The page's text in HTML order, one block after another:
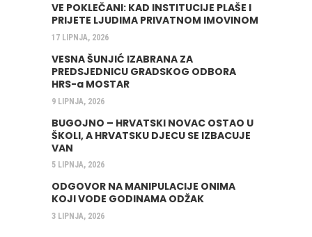
VE POKLEČANI: KAD INSTITUCIJE PLAŠE I
PRIJETE LJUDIMA PRIVATNOM IMOVINOM
17 LIPNJA, 2026
VESNA ŠUNJIĆ IZABRANA ZA
PREDSJEDNICU GRADSKOG ODBORA
HRS-a MOSTAR
9 LIPNJA, 2026
BUGOJNO – HRVATSKI NOVAC OSTAO U
ŠKOLI, A HRVATSKU DJECU SE IZBACUJE
VAN
5 LIPNJA, 2026
ODGOVOR NA MANIPULACIJE ONIMA
KOJI VODE GODINAMA ODŽAK
3 LIPNJA, 2026